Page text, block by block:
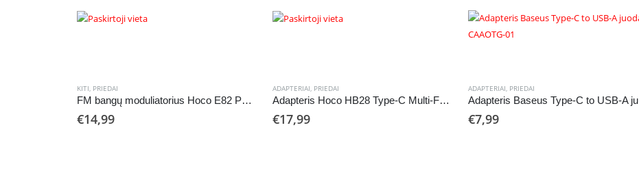
KITI, PRIEDAI
FM bangų moduliatorius Hoco E82 PD30W+QC3.0
€14,99
ADAPTERIAI, PRIEDAI
Adapteris Hoco HB28 Type-C Multi-Function Converter HDMI+USB3.0+USB2.0+SD+TF+PD pilkas
€17,99
ADAPTERIAI, PRIEDAI
€7,99